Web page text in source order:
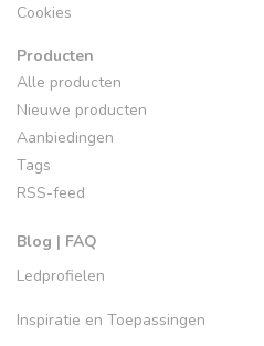
Cookies
Producten
Alle producten
Nieuwe producten
Aanbiedingen
Tags
RSS-feed
Blog | FAQ
Ledprofielen
Inspiratie en Toepassingen